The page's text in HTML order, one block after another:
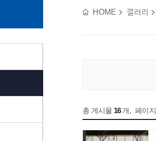
HOME 갤러리
총 게시물 16개, 페이지